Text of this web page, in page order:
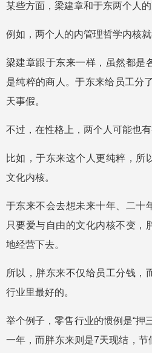
某些方面，梁建章和于东两个人的
例如，两个人的内管理哲学内核就
梁建章跟于东来一样，虽然都是
是纯粹的商人。于东来给员工分
天事假。
不过，在性格上，两个人可能也有
比如，于东来这个人更纯粹，所
文化内核。
于东来不会去想未来十年、二十
只要爱与自由的文化内核不变，
地经营下去。
所以，胖东来不仅给员工分钱，
行业里最好的。
举个例子，零售行业的惯例是“押
一年，而胖东来则是7天现结，